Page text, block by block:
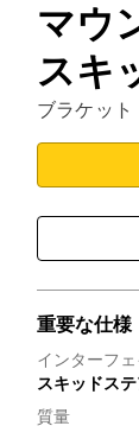
マウ
スキ
ブラケット
重要な仕様
インターフ
スキッドス
質量